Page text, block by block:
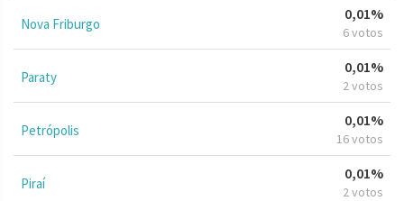
Nova Friburgo
0,01%
6 votos
Paraty
0,01%
2 votos
Petrópolis
0,01%
16 votos
Piraí
0,01%
2 votos